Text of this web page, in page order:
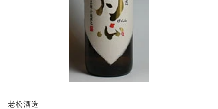
老松酒造